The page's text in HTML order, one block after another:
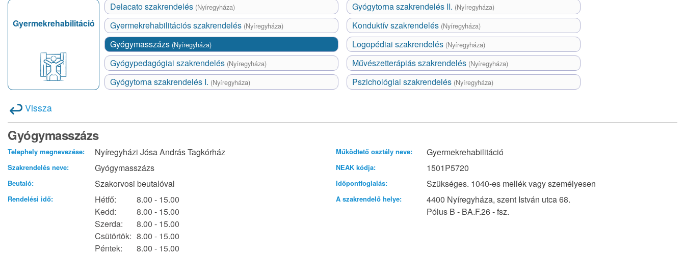
Gyermekrehabilitáció
Delacato szakrendelés (Nyíregyháza)
Gyermekrehabilitációs szakrendelés (Nyíregyháza)
Gyógymasszázs (Nyíregyháza)
Gyógypedagógiai szakrendelés (Nyíregyháza)
Gyógytorna szakrendelés I. (Nyíregyháza)
Gyógytorna szakrendelés II. (Nyíregyháza)
Konduktív szakrendelés (Nyíregyháza)
Logopédiai szakrendelés (Nyíregyháza)
Művészetterápiás szakrendelés (Nyíregyháza)
Pszichológiai szakrendelés (Nyíregyháza)
Vissza
Gyógymasszázs
Telephely megnevezése: Nyíregyházi Jósa András Tagkórház Működtető osztály neve: Gyermekrehabilitáció
Szakrendelés neve: Gyógymasszázs NEAK kódja: 1501P5720
Beutaló: Szakorvosi beutalóval Időpontfoglalás: Szükséges. 1040-es mellék vagy személyesen
Rendelési idő: Hétfő:
8.00 - 15.00
Kedd:
8.00 - 15.00
Szerda:
8.00 - 15.00
Csütörtök: 8.00 - 15.00
Péntek:
8.00 - 15.00
A szakrendelő helye:
4400 Nyíregyháza, szent István utca 68.
Pólus B - BA.F.26 - fsz.